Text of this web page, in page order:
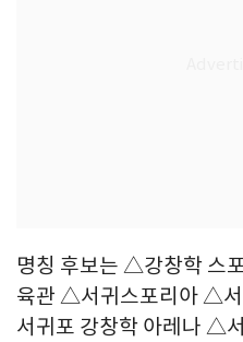
명칭 후보는 △강창학 스
육관 △서귀스포리아 △
서귀포 강창학 아레나 △